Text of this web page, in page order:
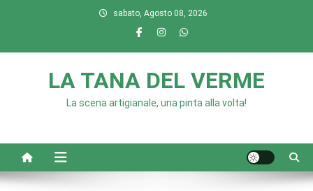
sabato, Agosto 08, 2026
LA TANA DEL VERME
La scena artigianale, una pinta alla volta!